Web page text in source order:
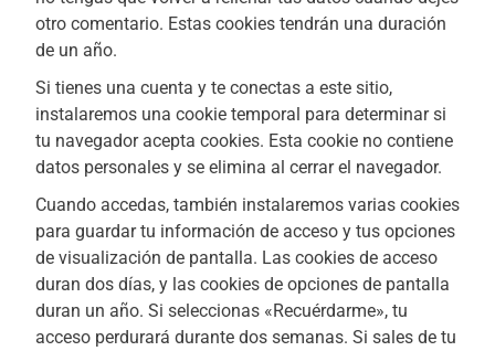
otro comentario. Estas cookies tendrán una duración
de un año.
Si tienes una cuenta y te conectas a este sitio,
instalaremos una cookie temporal para determinar si
tu navegador acepta cookies. Esta cookie no contiene
datos personales y se elimina al cerrar el navegador.
Cuando accedas, también instalaremos varias cookies
para guardar tu información de acceso y tus opciones
de visualización de pantalla. Las cookies de acceso
duran dos días, y las cookies de opciones de pantalla
duran un año. Si seleccionas «Recuérdarme», tu
acceso perdurará durante dos semanas. Si sales de tu